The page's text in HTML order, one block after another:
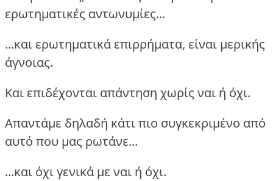
ερωτηματικές αντωνυμίες...
...και ερωτηματικά επιρρήματα, είναι μερικής
άγνοιας.
Και επιδέχονται απάντηση χωρίς ναι ή όχι.
Απαντάμε δηλαδή κάτι πιο συγκεκριμένο από
αυτό που μας ρωτάνε...
...και όχι γενικά με ναι ή όχι.